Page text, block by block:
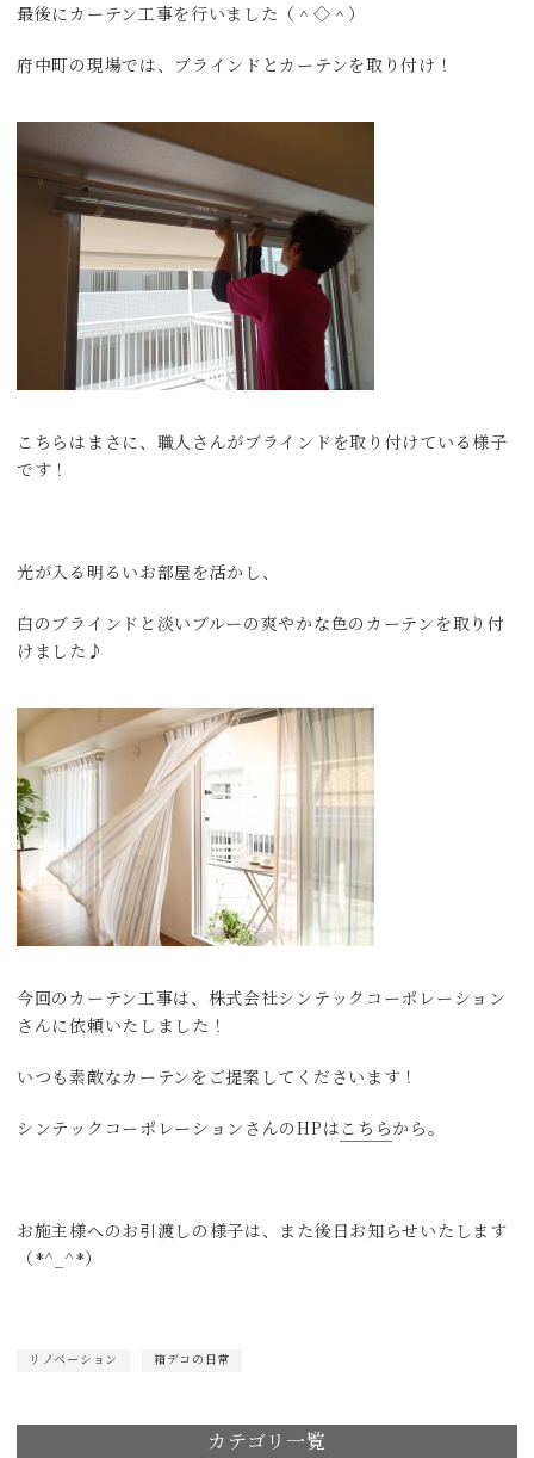
最後にカーテン工事を行いました（＾◇＾）
府中町の現場では、ブラインドとカーテンを取り付け！
こちらはまさに、職人さんがブラインドを取り付けている様子
です！
光が入る明るいお部屋を活かし、
白のブラインドと淡いブルーの爽やかな色のカーテンを取り付
けました♪
今回のカーテン工事は、株式会社シンテックコーポレーション
さんに依頼いたしました！
いつも素敵なカーテンをご提案してくださいます！
シンテックコーポレーションさんのHPは こちら から。
お施主様へのお引渡しの様子は、また後日お知らせいたします
（*^_^*）
リノベーション 箱デコの日常
カテゴリ一覧